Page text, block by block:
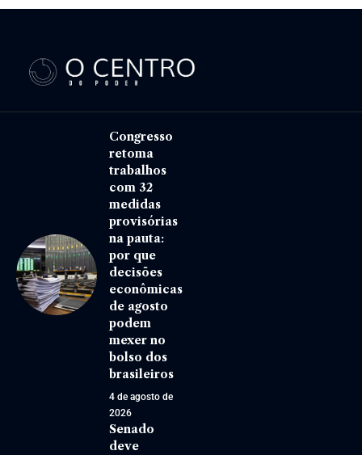
Congresso
retoma
trabalhos
com 32
medidas
provisórias
na pauta:
por que
decisões
econômicas
de agosto
podem
mexer no
bolso dos
brasileiros
4 de agosto de
2026
Senado
deve